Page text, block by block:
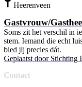
Heerenveen
Gastvrouw/
Soms zit het verschil in
stem. Iemand die echt
bied jij precies dát.
Geplaatst door Stichting
Contact